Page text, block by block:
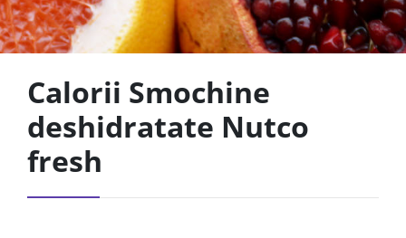
Calorii Smochine
deshidratate Nutco
fresh